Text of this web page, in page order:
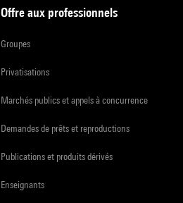
Offre aux professionnels
Groupes
Privatisations
Marchés publics et appels à concurrence
Demandes de prêts et reproductions
Publications et produits dérivés
Enseignants